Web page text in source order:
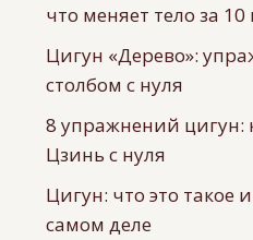
что меняет тело за
Цигун «Дерево»:
столбом с нуля
8 упражнений цигун:
Цзинь с нуля
Цигун: что это такое
самом деле